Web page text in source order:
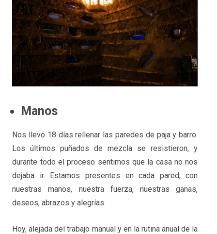
Manos
Nos llevó 18 días rellenar las paredes de paja y barro.
Los últimos puñados de mezcla se resistieron, y
durante todo el proceso sentimos que la casa no nos
dejaba ir. Estamos presentes en cada pared, con
nuestras manos, nuestra fuerza, nuestras ganas,
deseos, abrazos y alegrías.
Hoy, alejada del trabajo manual y en la rutina anual de la